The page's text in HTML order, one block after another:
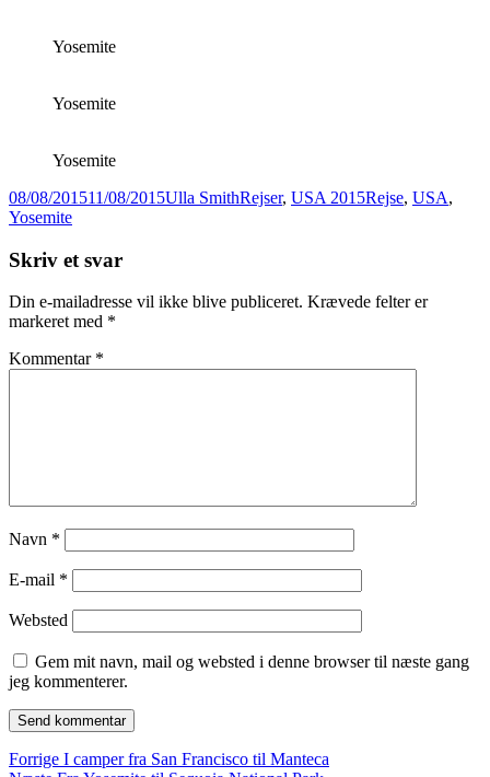
Yosemite
Yosemite
Yosemite
Udgivet
i
08/08/201511/08/2015Forfatter
Ulla SmithKategorier
Rejser, USA 2015Tags
Rejse, USA,
Yosemite
Skriv et svar
Din e-mailadresse vil ikke blive publiceret. Krævede felter er
markeret med *
Kommentar *
Navn *
E-mail *
Websted
Gem mit navn, mail og websted i denne browser til næste gang
jeg kommenterer.
Indlægsnavigation
Forrige Forrige
I camper fra San Francisco til Manteca